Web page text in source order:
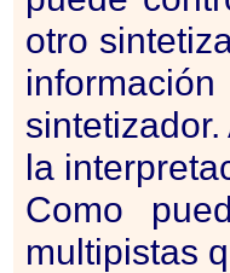
otro
la
Como
multipistas